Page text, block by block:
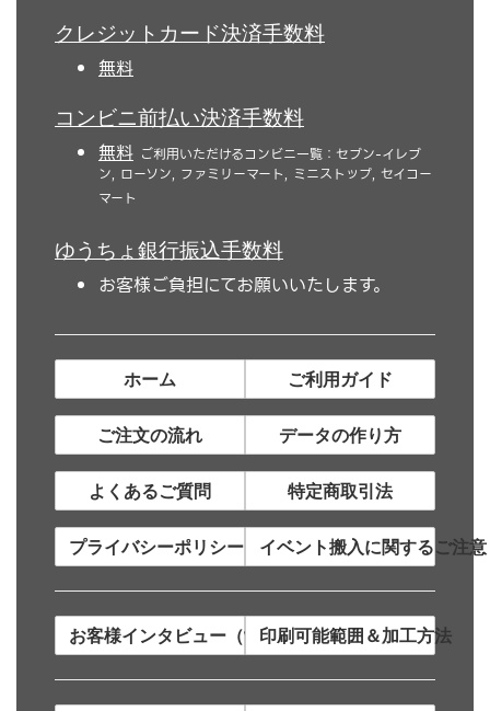
クレジットカード決済手数料
無料
コンビニ前払い決済手数料
無料 ご利用いただけるコンビニ一覧：セブン-イレブ
ン, ローソン, ファミリーマート, ミニストップ, セイコー
マート
ゆうちょ銀行振込手数料
お客様ご負担にてお願いいたします。
ホーム ご利用ガイド
ご注文の流れ データの作り方
よくあるご質問 特定商取引法
プライバシーポリシー イベント搬入に関するご注意
お客様インタビュー（制作事例）印刷可能範囲＆加工方法